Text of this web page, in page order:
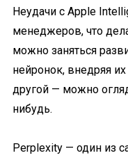
Неудачи с Apple
менеджеров, что
можно заняться
нейронок, внедряя
другой — можно
нибудь.
Perplexity — один из